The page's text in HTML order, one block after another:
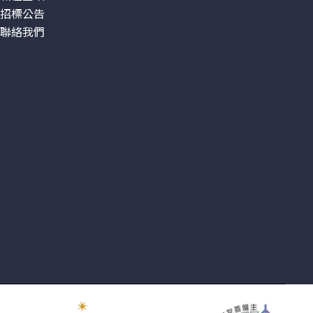
招標公告
聯絡我們